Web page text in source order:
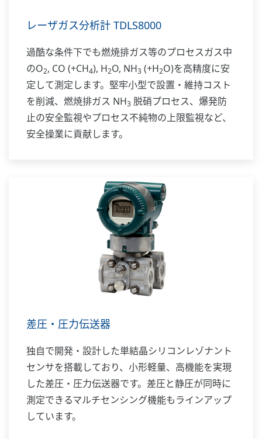
レーザガス分析計 TDLS8000
過酷な条件下でも燃焼排ガス等のプロセスガス中
のO2, CO (+CH4), H2O, NH3 (+H2O)を高精度に安
定して測定します。堅牢小型で設置・維持コスト
を削減、燃焼排ガス NH3 脱硝プロセス、爆発防
止の安全監視やプロセス不純物の上限監視など、
安全操業に貢献します。
差圧・圧力伝送器
独自で開発・設計した単結晶シリコンレゾナント
センサを搭載しており、小形軽量、高機能を実現
した差圧・圧力伝送器です。差圧と静圧が同時に
測定できるマルチセンシング機能もラインアップ
しています。